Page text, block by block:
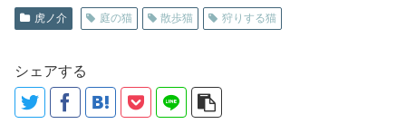
虎ノ介 庭の猫 散歩猫 狩りする猫
シェアする